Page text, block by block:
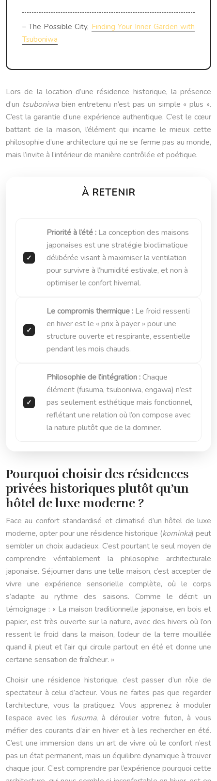
– The Possible City, Finding Your Inner Garden with
Tsuboniwa
Lors de la location d’une résidence historique, la présence
d’un tsuboniwabien entretenu n’est pas un simple « plus ».
C’est la garantie d’une expérience authentique. C’est le cœur
battant de la maison, l’élément qui incarne le mieux cette
philosophie d’une architecture qui ne se ferme pas au monde,
mais l’invite à l’intérieur de manière contrôlée et poétique.
À RETENIR
Priorité à l’été : La conception des maisons
japonaises est une stratégie bioclimatique
délibérée visant à maximiser la ventilation
pour survivre à l’humidité estivale, et non à
optimiser le confort hivernal.
Le compromis thermique : Le froid ressenti
en hiver est le « prix à payer » pour une
structure ouverte et respirante, essentielle
pendant les mois chauds.
Philosophie de l’intégration :Chaque
élément (fusuma, tsuboniwa, engawa) n’est
pas seulement esthétique mais fonctionnel,
reflétant une relation où l’on compose avec
la nature plutôt que de la dominer.
Pourquoi choisir des résidences
privées historiques plutôt qu’un
hôtel de luxe moderne ?
Face au confort standardisé et climatisé d’un hôtel de luxe
moderne, opter pour une résidence historique (kominka) peut
sembler un choix audacieux. C’est pourtant le seul moyen de
comprendre véritablement la philosophie architecturale
japonaise. Séjourner dans une telle maison, c’est accepter de
vivre une expérience sensorielle complète, où le corps
s’adapte au rythme des saisons. Comme le décrit un
témoignage : « La maison traditionnelle japonaise, en bois et
papier, est très ouverte sur la nature, avec des hivers où l’on
ressent le froid dans la maison, l’odeur de la terre mouillée
quand il pleut et l’air qui circule partout en été et donne une
certaine sensation de fraîcheur. »
Choisir une résidence historique, c’est passer d’un rôle de
spectateur à celui d’acteur. Vous ne faites pas que regarder
l’architecture, vous la pratiquez. Vous apprenez à moduler
l’espace avec les fusuma, à dérouler votre futon, à vous
méfier des courants d’air en hiver et à les rechercher en été.
C’est une immersion dans un art de vivre où le confort n’est
pas un état permanent, mais un équilibre dynamique à trouver
chaque jour. C’est comprendre par l’expérience pourquoi cette